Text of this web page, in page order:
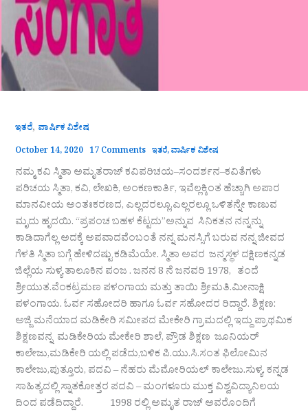
ಇತರೆ, ವಾರ್ಷಿಕ ವಿಶೇಷ
October 14, 2020 17 Comments ಇತರೆ,ವಾರ್ಷಿಕ ವಿಶೇಷ
ನಮ್ಮ ಕವಿ ಸ್ಮಿತಾ ಅಮೃತರಾಜ್ ಕವಿಪರಿಚಯ–ಸಂದರ್ಶನ–ಕವಿತೆಗಳು
ಪರಿಚಯ ಸ್ಮಿತಾ, ಕವಿ, ಲೇಖಕಿ, ಅಂಕಣಕಾರ್ತಿ, ಇವೆಲ್ಲಕ್ಕಿಂತ ಹೆಚ್ಚಾಗಿ ಅಪಾರ
ಮಾನವೀಯ ಅಂತಃಕರಣದ, ಎಲ್ಲದರಲ್ಲೂ,ಎಲ್ಲರಲ್ಲೂ ಒಳಿತನ್ನೇ ಕಾಣುವ
ಮೃದು ಹೃದಯಿ. “ಪ್ರಪಂಚ ಬಹಳ ಕೆಟ್ಟದು”ಅನ್ನುವ ಸಿನಿಕತನ ನನ್ನನ್ನು
ಕಾಡಿದಾಗೆಲ್ಲ ಅದಕ್ಕೆ ಅಪವಾದವೆಂಬಂತೆ ನನ್ನ ಮನಸ್ಸಿಗೆ ಬರುವ ನನ್ನ ಜೀವದ
ಗೆಳತಿ ಸ್ಮಿತಾ ಬಗ್ಗೆ ಹೇಳಿದಷ್ಟು ಕಡಿಮೆಯೇ. ಸ್ಮಿತಾ ಅವರ ಜನ್ಮಸ್ಥಳ ದಕ್ಷಿಣಕನ್ನಡ
ಜಿಲ್ಲೆಯ ಸುಳ್ಯ ತಾಲೂಕಿನ ಪಂಜ . ಜನನ 8 ನೆ ಜನವರಿ 1978, ತಂದೆ
ಶ್ರೀಯುತ.ವೆಂಕಟ್ರಮಣ ಪಳಂಗಾಯ ಮತ್ತು ತಾಯಿ ಶ್ರೀಮತಿ.ಮೀನಾಕ್ಷಿ
ಪಳಂಗಾಯ. ಓರ್ವ ಸಹೋದರಿ ಹಾಗೂ ಓರ್ವ ಸಹೋದರ ರಿದ್ದಾರೆ. ಶಿಕ್ಷಣ:
ಅಜ್ಜಿ ಮನೆಯಾದ ಮಡಿಕೇರಿ ಸಮೀಪದ ಮೇಕೇರಿ ಗ್ರಾಮದಲ್ಲಿ ಇದ್ದು ಪ್ರಾಥಮಿಕ
ಶಿಕ್ಷಣವನ್ನ ಮಡಿಕೇರಿಯ ಮೇಕೇರಿ ಶಾಲೆ, ಪ್ರೌಡ ಶಿಕ್ಷಣ ಜೂನಿಯರ್
ಕಾಲೇಜು,ಮಡಿಕೇರಿ ಯಲ್ಲಿ ಪಡೆದು,ಬಳಿಕ ಪಿ.ಯು.ಸಿ.ಸಂತ ಫಿಲೋಮಿನ
ಕಾಲೇಜು,ಪುತ್ತೂರು, ಪದವಿ – ನೆಹರು ಮೆಮೋರಿಯಲ್ ಕಾಲೇಜು.ಸುಳ್ಯ. ಕನ್ನಡ
ಸಾಹಿತ್ಯದಲ್ಲಿ ಸ್ನಾತಕೋತ್ತರ ಪದವಿ – ಮಂಗಳೂರು ಮುಕ್ತ ವಿಶ್ವವಿದ್ಯಾನಿಲಯ
ದಿಂದ ಪಡೆದಿದ್ದಾರೆ. 1998 ರಲ್ಲಿ ಅಮೃತ ರಾಜ್ ಅವರೊಂದಿಗೆ